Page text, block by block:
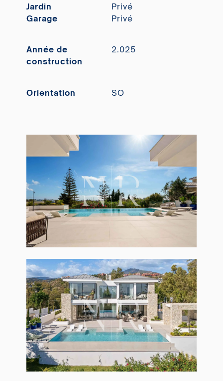
Jardin
Privé
Garage
Privé
Année de
construction
2.025
Orientation SO